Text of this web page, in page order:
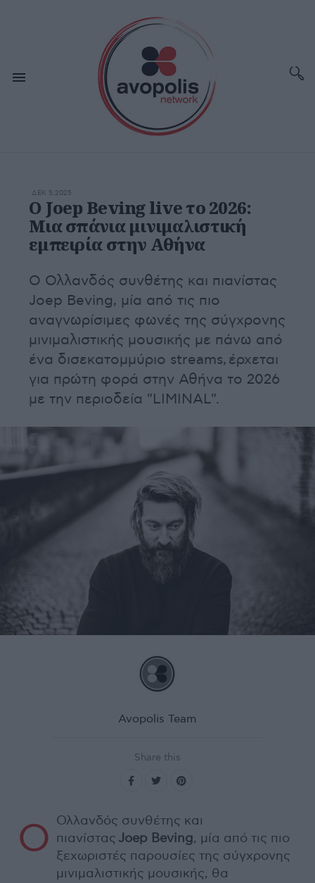
ΔΕΚ 5,2025
Ο Joep Beving live το 2026:
Μια σπάνια μινιμαλιστική
εμπειρία στην Αθήνα
Ο Ολλανδός συνθέτης και πιανίστας
Joep Beving, μία από τις πιο
αναγνωρίσιμες φωνές της σύγχρονης
μινιμαλιστικής μουσικής με πάνω από
ένα δισεκατομμύριο streams, έρχεται
για πρώτη φορά στην Αθήνα το 2026
με την περιοδεία "LIMINAL".
Avopolis Team
Share this
Ο Ολλανδός συνθέτης και
πιανίστας Joep Beving, μία από τις πιο
ξεχωριστές παρουσίες της σύγχρονης
μινιμαλιστικής μουσικής, θα